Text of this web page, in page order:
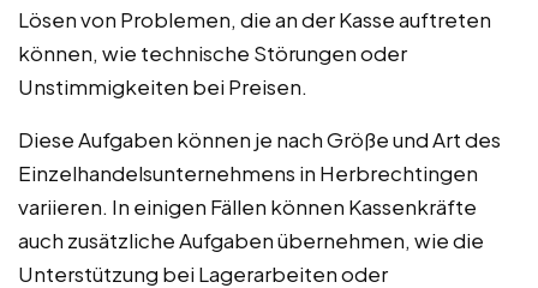
Lösen von Problemen, die an der Kasse auftreten
können, wie technische Störungen oder
Unstimmigkeiten bei Preisen.
Diese Aufgaben können je nach Größe und Art des
Einzelhandelsunternehmens in Herbrechtingen
variieren. In einigen Fällen können Kassenkräfte
auch zusätzliche Aufgaben übernehmen, wie die
Unterstützung bei Lagerarbeiten oder